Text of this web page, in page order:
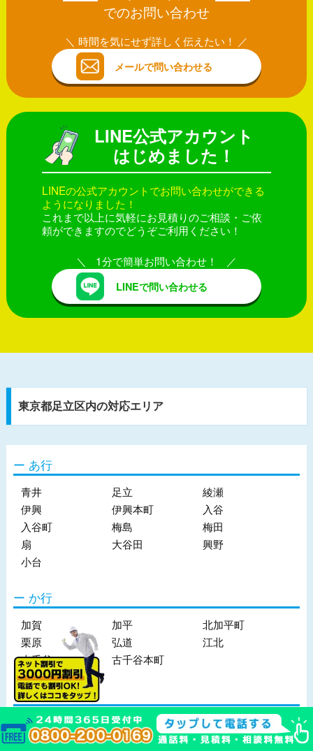
でのお問い合わせ
時間を気にせず詳しく伝えたい！
メールで問い合わせる
LINE公式アカウント
はじめました！
LINEの公式アカウントでお問い合わせができる
ようになりました！
これまで以上に気軽にお見積りのご相談・ご依
頼ができますのでどうぞご利用ください！
1分で簡単お問い合わせ！
LINEで問い合わせる
東京都足立区内の対応エリア
あ行
青井 足立
綾瀬
伊興
伊興本町
入谷
入谷町
梅島
梅田
扇
大谷田
興野
小台
か行
加賀 加平
北加平町
栗原
弘道
江北
古千谷
古千谷本町
さ行
佐野 皿沼
鹿浜
島根
新田
神明